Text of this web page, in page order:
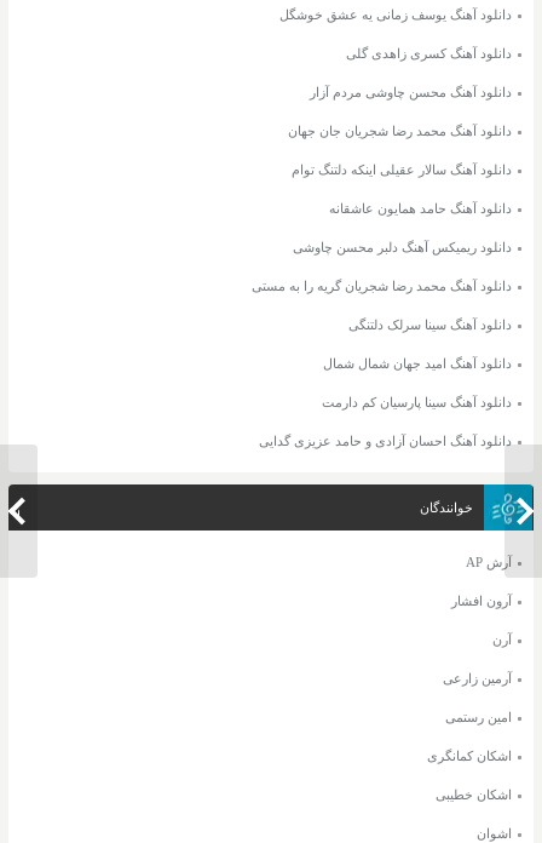
دانلود آهنگ امیر رمضانی و کیوان حبسم و
ای اتاقه
دانلود آهنگ یوسف زمانی یه عشق خوشگل
دانلود آهنگ کسری زاهدی گلی
دانلود آهنگ محسن چاوشی مردم آزار
دانلود آهنگ محمد رضا شجریان جان جهان
دانلود آهنگ سالار عقیلی اینکه دلتنگ توام
دانلود آهنگ حامد همایون عاشقانه
دانلود ریمیکس آهنگ دلبر محسن چاوشی
دانلود آهنگ محمد رضا شجریان گریه را به مستی
دانلود آهنگ سینا سرلک دلتنگی
دانلود آهنگ امید جهان شمال شمال
دانلود آهنگ سینا پارسیان کم دارمت
دانلود آهنگ احسان آزادی و حامد عزیزی گدایی
خوانندگان
آرش AP
آرون افشار
آرن
آرمین زارعی
امین رستمی
اشکان کمانگری
اشکان خطیبی
اشوان